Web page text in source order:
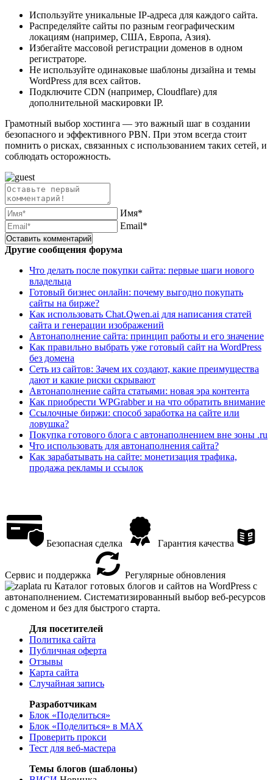
Используйте уникальные IP-адреса для каждого сайта.
Распределяйте сайты по разным географическим
локациям (например, США, Европа, Азия).
Избегайте массовой регистрации доменов в одном
регистраторе.
Не используйте одинаковые шаблоны дизайна и темы
WordPress для всех сайтов.
Подключите CDN (например, Cloudflare) для
дополнительной маскировки IP.
Грамотный выбор хостинга — это важный шаг в создании
безопасного и эффективного PBN. При этом всегда стоит
помнить о рисках, связанных с использованием таких сетей, и
соблюдать осторожность.
Имя*
Email*
Другие сообщения форума
Что делать после покупки сайта: первые шаги нового
владельца
Готовый бизнес онлайн: почему выгодно покупать
сайты на бирже?
Как использовать Chat.Qwen.ai для написания статей
сайта и генерации изображений
Автонаполнение сайта: принцип работы и его значение
Как правильно выбрать уже готовый сайт на WordPress
без домена
Сеть из сайтов: Зачем их создают, какие преимущества
дают и какие риски скрывают
Автонаполнение сайта статьями: новая эра контента
Как приобрести WPGrabber и на что обратить внимание
Ссылочные биржи: способ заработка на сайте или
ловушка?
Покупка готового блога с автонаполнением вне зоны .ru
Что использовать для автонаполнения сайта?
Как зарабатывать на сайте: монетизация трафика,
продажа рекламы и ссылок
Безопасная сделка Гарантия качества
Сервис и поддержка
Регулярные обновления
Каталог готовых блогов и сайтов на WordPress с
автонаполнением. Систематизированный выбор веб-ресурсов
с доменом и без для быстрого старта.
Для посетителей
Политика сайта
Публичная оферта
Отзывы
Карта сайта
Случайная запись
Разработчикам
Блок «Поделиться»
Блок «Поделиться» в MAX
Проверить прокси
Тест для веб-мастера
Темы блогов (шаблоны)